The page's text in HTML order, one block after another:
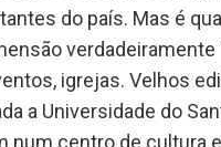
do país. Mas é
verdadeiramente
igrejas. Velhos
a Universidade do
num centro de cultura